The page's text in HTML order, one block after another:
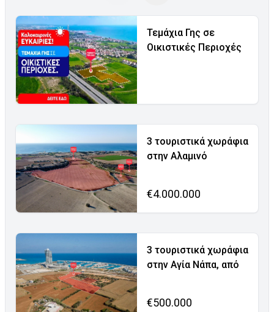
Τεμάχια Γης σε
Οικιστικές Περιοχές
3 τουριστικά χωράφια
στην Αλαμινό
€4.000.000
3 τουριστικά χωράφια
στην Αγία Νάπα, από
€500.000